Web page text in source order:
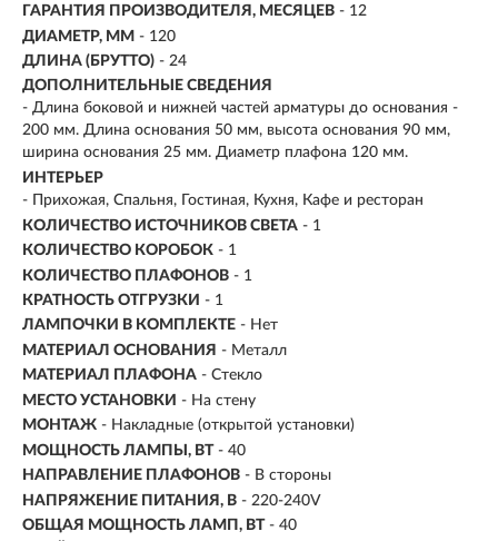
ГАРАНТИЯ ПРОИЗВОДИТЕЛЯ, МЕСЯЦЕВ - 12
ДИАМЕТР, ММ - 120
ДЛИНА (БРУТТО) - 24
ДОПОЛНИТЕЛЬНЫЕ СВЕДЕНИЯ
- Длина боковой и нижней частей арматуры до основания -
200 мм. Длина основания 50 мм, высота основания 90 мм,
ширина основания 25 мм. Диаметр плафона 120 мм.
ИНТЕРЬЕР
- Прихожая, Спальня, Гостиная, Кухня, Кафе и ресторан
КОЛИЧЕСТВО ИСТОЧНИКОВ СВЕТА - 1
КОЛИЧЕСТВО КОРОБОК - 1
КОЛИЧЕСТВО ПЛАФОНОВ - 1
КРАТНОСТЬ ОТГРУЗКИ - 1
ЛАМПОЧКИ В КОМПЛЕКТЕ - Нет
МАТЕРИАЛ ОСНОВАНИЯ - Металл
МАТЕРИАЛ ПЛАФОНА - Стекло
МЕСТО УСТАНОВКИ - На стену
МОНТАЖ - Накладные (открытой установки)
МОЩНОСТЬ ЛАМПЫ, ВТ - 40
НАПРАВЛЕНИЕ ПЛАФОНОВ - В стороны
НАПРЯЖЕНИЕ ПИТАНИЯ, В - 220-240V
ОБЩАЯ МОЩНОСТЬ ЛАМП, ВТ - 40